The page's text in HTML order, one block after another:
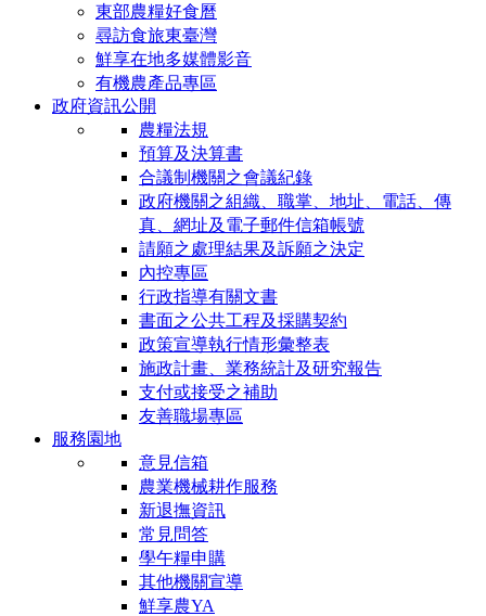
東部農糧好食曆
尋訪食旅東臺灣
鮮享在地多媒體影音
有機農產品專區
政府資訊公開
農糧法規
預算及決算書
合議制機關之會議紀錄
政府機關之組織、職掌、地址、電話、傳
真、網址及電子郵件信箱帳號
請願之處理結果及訴願之決定
內控專區
行政指導有關文書
書面之公共工程及採購契約
政策宣導執行情形彙整表
施政計畫、業務統計及研究報告
支付或接受之補助
友善職場專區
服務園地
意見信箱
農業機械耕作服務
新退撫資訊
常見問答
學午糧申購
其他機關宣導
鮮享農YA